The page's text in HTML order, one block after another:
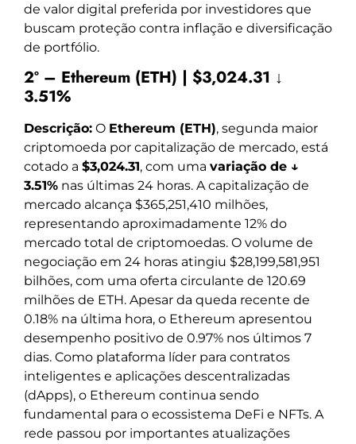
de valor digital preferida por investidores que
buscam proteção contra inflação e diversificação
de portfólio.
2º – Ethereum (ETH) | $3,024.31 ↓
3.51%
Descrição: O Ethereum (ETH), segunda maior
criptomoeda por capitalização de mercado, está
cotado a $3,024.31, com uma variação de ↓
3.51% nas últimas 24 horas. A capitalização de
mercado alcança $365,251,410 milhões,
representando aproximadamente 12% do
mercado total de criptomoedas. O volume de
negociação em 24 horas atingiu $28,199,581,951
bilhões, com uma oferta circulante de 120.69
milhões de ETH. Apesar da queda recente de
0.18% na última hora, o Ethereum apresentou
desempenho positivo de 0.97% nos últimos 7
dias. Como plataforma líder para contratos
inteligentes e aplicações descentralizadas
(dApps), o Ethereum continua sendo
fundamental para o ecossistema DeFi e NFTs. A
rede passou por importantes atualizações